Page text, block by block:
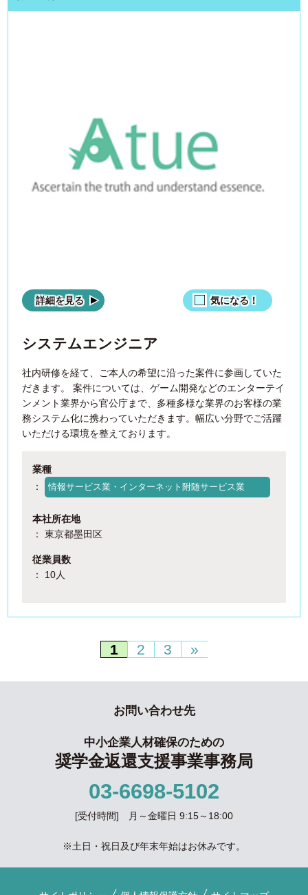
詳細を見る 気になる！
システムエンジニア
社内研修を経て、ご本人の希望に沿った案件に参画していた
だきます。 案件については、ゲーム開発などのエンターテイ
ンメント業界から官公庁まで、多種多様な業界のお客様の業
務システム化に携わっていただきます。幅広い分野でご活躍
いただける環境を整えております。
業種
：
情報サービス業・インターネット附随サービス業
本社所在地
： 東京都墨田区
従業員数
： 10人
1 2 3 »
お問い合わせ先
中小企業人材確保のための
奨学金返還支援事業事務局
03-6698-5102
[受付時間] 月～金曜日 9:15～18:00
※土日・祝日及び年末年始はお休みです。